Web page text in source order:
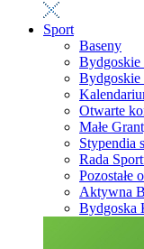
Sport
Baseny
Bydgoskie
Bydgoskie
Otwarte
Małe
Stypendia
Rada
Pozostałe
Aktywna
Bydgoska